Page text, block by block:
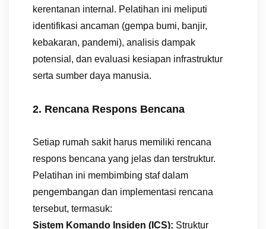
kerentanan internal. Pelatihan ini meliputi
identifikasi ancaman (gempa bumi, banjir,
kebakaran, pandemi), analisis dampak
potensial, dan evaluasi kesiapan infrastruktur
serta sumber daya manusia.
2. Rencana Respons Bencana
Setiap rumah sakit harus memiliki rencana
respons bencana yang jelas dan terstruktur.
Pelatihan ini membimbing staf dalam
pengembangan dan implementasi rencana
tersebut, termasuk:
Sistem Komando Insiden (ICS): Struktur